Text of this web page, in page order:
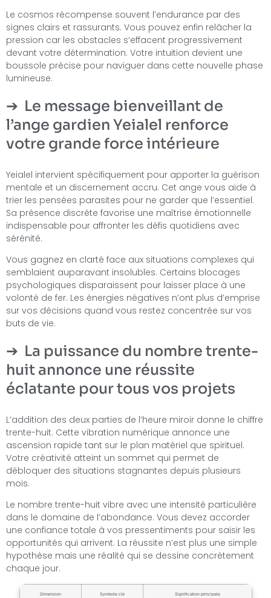
Le cosmos récompense souvent l’endurance par des
signes clairs et rassurants. Vous pouvez enfin relâcher la
pression car les obstacles s’effacent progressivement
devant votre détermination. Votre intuition devient une
boussole précise pour naviguer dans cette nouvelle phase
lumineuse.
Le message bienveillant de
l’ange gardien Yeialel renforce
votre grande force intérieure
Yeialel intervient spécifiquement pour apporter la guérison
mentale et un discernement accru. Cet ange vous aide à
trier les pensées parasites pour ne garder que l’essentiel.
Sa présence discrète favorise une maîtrise émotionnelle
indispensable pour affronter les défis quotidiens avec
sérénité.
Vous gagnez en clarté face aux situations complexes qui
semblaient auparavant insolubles. Certains blocages
psychologiques disparaissent pour laisser place à une
volonté de fer. Les énergies négatives n’ont plus d’emprise
sur vos décisions quand vous restez concentrée sur vos
buts de vie.
La puissance du nombre trente-
huit annonce une réussite
éclatante pour tous vos projets
L’addition des deux parties de l’heure miroir donne le chiffre
trente-huit. Cette vibration numérique annonce une
ascension rapide tant sur le plan matériel que spirituel.
Votre créativité atteint un sommet qui permet de
débloquer des situations stagnantes depuis plusieurs
mois.
Le nombre trente-huit vibre avec une intensité particulière
dans le domaine de l’abondance. Vous devez accorder
une confiance totale à vos pressentiments pour saisir les
opportunités qui arrivent. La réussite n’est plus une simple
hypothèse mais une réalité qui se dessine concrètement
chaque jour.
Dimension Symbole clé Signification principale